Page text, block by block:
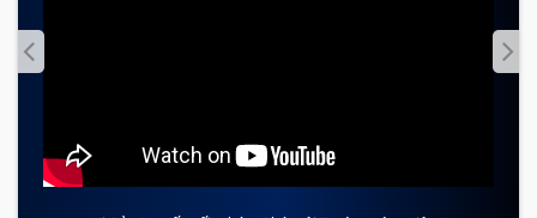
không thấy vào điện trong khi nguồn và điện thoại
không có vấn đề gì. Lúc này có thể Adapter đã bị
Acer 3.42A (đã bao gồm công) bị đứt, trơ dây đồng,
nứt phồng vỏ,... thì lúc này bạn cần thay ngay phụ